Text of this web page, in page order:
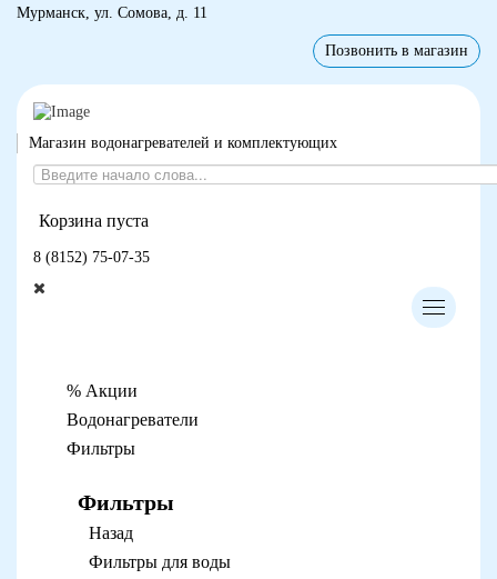
Мурманск, ул. Сомова, д. 11
Позвонить в магазин
Магазин водонагревателей и комплектующих
Корзина пуста
8 (8152) 75-07-35
% Акции
Водонагреватели
Фильтры
Фильтры
Назад
Фильтры для воды